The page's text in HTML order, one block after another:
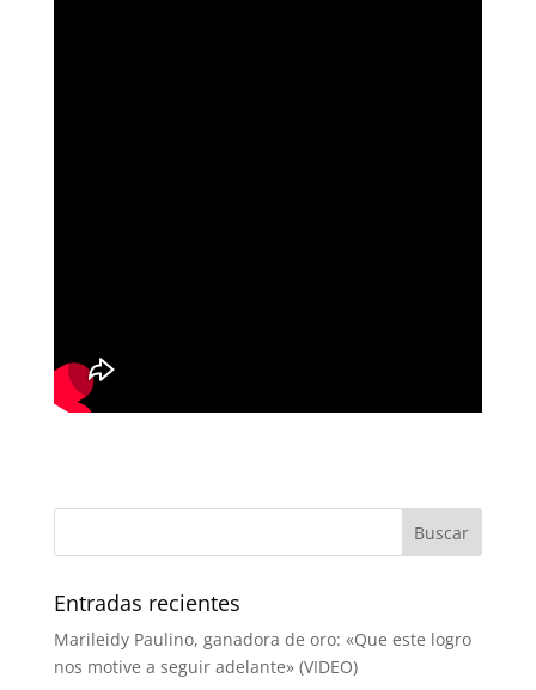
Entradas recientes
Marileidy Paulino, ganadora de oro: «Que este logro
nos motive a seguir adelante» (VIDEO)